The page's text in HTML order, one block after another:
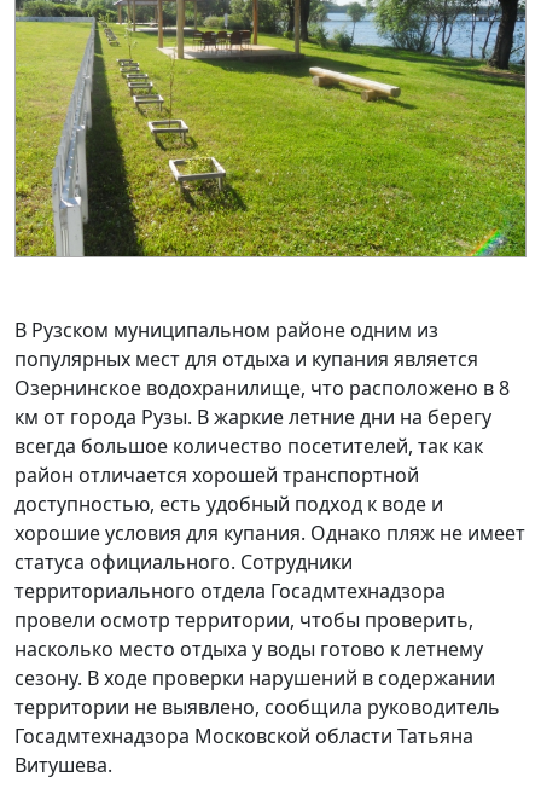
В Рузском муниципальном районе одним из
популярных мест для отдыха и купания является
Озернинское водохранилище, что расположено в 8
км от города Рузы. В жаркие летние дни на берегу
всегда большое количество посетителей, так как
район отличается хорошей транспортной
доступностью, есть удобный подход к воде и
хорошие условия для купания. Однако пляж не имеет
статуса официального. Сотрудники
территориального отдела Госадмтехнадзора
провели осмотр территории, чтобы проверить,
насколько место отдыха у воды готово к летнему
сезону. В ходе проверки нарушений в содержании
территории не выявлено, сообщила руководитель
Госадмтехнадзора Московской области Татьяна
Витушева.